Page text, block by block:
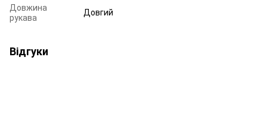
Довжина
рукава
Довгий
Відгуки